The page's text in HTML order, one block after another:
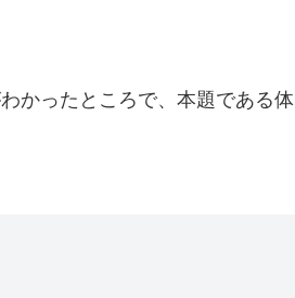
かったところで、本題である体